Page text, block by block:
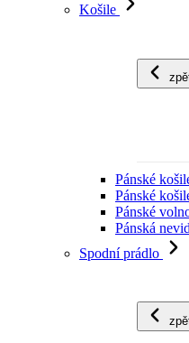
Košile
Pánské
Pánské
Pánské
Pánská
Spodní prádlo